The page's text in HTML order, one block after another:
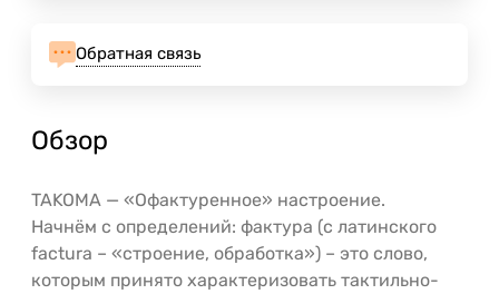
Обратная связь
Обзор
TAKOMA — «Офактуренное» настроение.
Начнём с определений: фактура (с латинского
factura – «строение, обработка») – это слово,
которым принято характеризовать тактильно-